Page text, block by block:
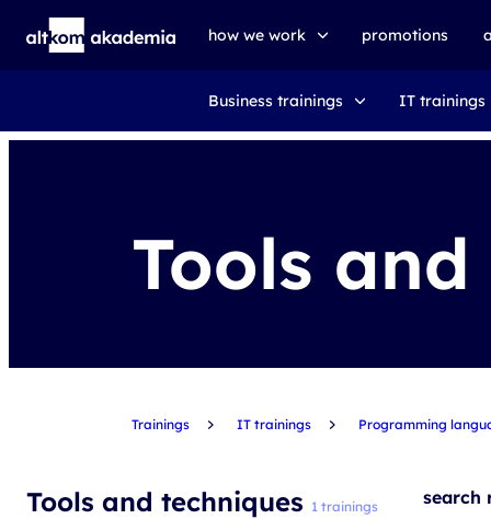
how we work
trainings
exams
promotions
Business trainings IT trainings
Tools
Trainings IT trainings Programming
Tools and techniques 1 trainings search